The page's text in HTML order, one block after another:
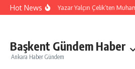
İçeriğe atla
Hot NewsEğitimci Yazar Yalçın Çelik’ten
Başkent Gündem Haber
Ankara Haber Gündem